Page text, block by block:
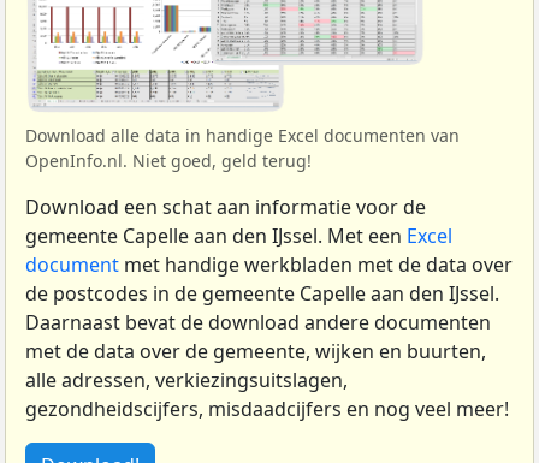
Download alle data in handige Excel documenten van
OpenInfo.nl. Niet goed, geld terug!
Download een schat aan informatie voor de
gemeente Capelle aan den IJssel. Met een Excel
document met handige werkbladen met de data over
de postcodes in de gemeente Capelle aan den IJssel.
Daarnaast bevat de download andere documenten
met de data over de gemeente, wijken en buurten,
alle adressen, verkiezingsuitslagen,
gezondheidscijfers, misdaadcijfers en nog veel meer!